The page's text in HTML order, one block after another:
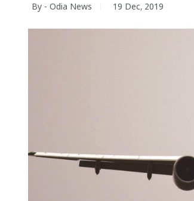
By - Odia News 19 Dec, 2019